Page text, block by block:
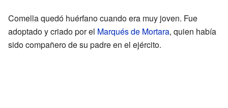
Comella quedó huérfano cuando era muy joven. Fue
adoptado y criado por el Marqués de Mortara, quien había
sido compañero de su padre en el ejército.